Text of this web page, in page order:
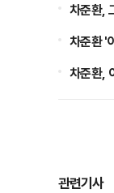
차준환,
차준환 '
차준환,
관련기사